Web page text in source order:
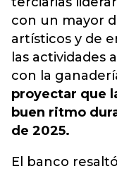
con un mayor
artísticos y de
las actividades
con la
proyectar que
buen ritmo
de 2025.
El banco